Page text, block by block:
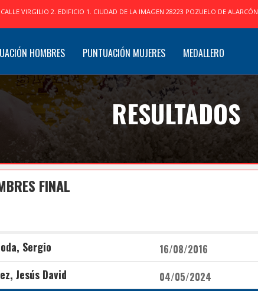
CALLE VIRGILIO 2. EDIFICIO 1. CIUDAD DE LA IMAGEN 28223 POZUELO DE ALARCÓN
HOMBRES PUNTUACIÓN MUJERES MEDALLERO
RESULTADOS
FINAL
Sergio 16/08/2016
Jesús David 04/05/2024